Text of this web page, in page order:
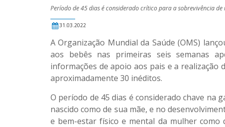
Período de 45 dias é considerado crítico para a sobrevivência de
31.03.2022
A Organização Mundial da Saúde (OMS)
aos bebês nas primeiras seis semanas
informações de apoio aos pais e a
aproximadamente 30 inéditos.
O período de 45 dias é considerado chave na
nascido como de sua mãe, e no
e bem-estar físico e mental da mulher como